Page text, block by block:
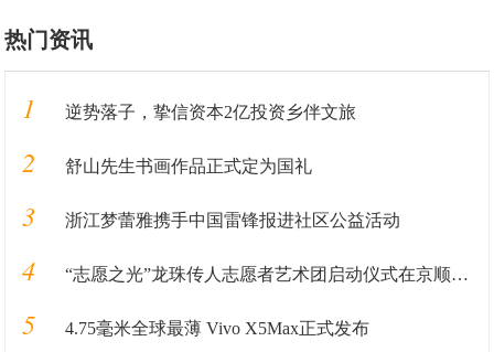
热门资讯
1 逆势落子，挚信资本2亿投资乡伴文旅
2 舒山先生书画作品正式定为国礼
3 浙江梦蕾雅携手中国雷锋报进社区公益活动
4 “志愿之光”龙珠传人志愿者艺术团启动仪式在京顺利启动
5 4.75毫米全球最薄 Vivo X5Max正式发布